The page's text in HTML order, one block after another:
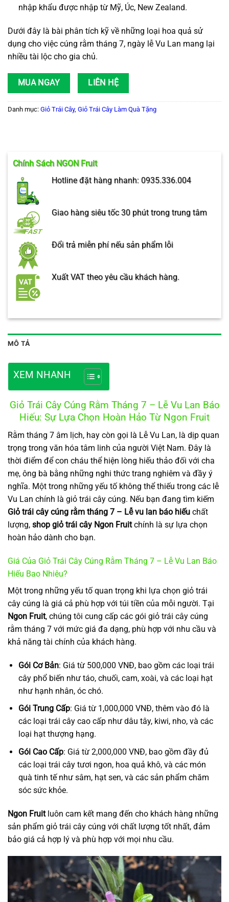
nhập khẩu được nhập từ Mỹ, Úc, New Zealand.
Dưới đây là bài phân tích kỹ về những loại hoa quả sử
dụng cho việc cúng rằm tháng 7, ngày lễ Vu Lan mang lại
nhiều tài lộc cho gia chủ.
MUA NGAY LIÊN HỆ
Danh mục: Giỏ Trái Cây, Giỏ Trái Cây Làm Quà Tặng
Chính Sách NGON Fruit
Hotline đặt hàng nhanh: 0935.336.004
Giao hàng siêu tốc 30 phút trong trung tâm
Đổi trả miễn phí nếu sản phẩm lỗi
Xuất VAT theo yêu cầu khách hàng.
MÔ TẢ
XEM NHANH
Giỏ Trái Cây Cúng Rằm Tháng 7 – Lễ Vu Lan Báo
Hiếu: Sự Lựa Chọn Hoàn Hảo Từ Ngon Fruit
Rằm tháng 7 âm lịch, hay còn gọi là Lễ Vu Lan, là dịp quan
trọng trong văn hóa tâm linh của người Việt Nam. Đây là
thời điểm để con cháu thể hiện lòng hiếu thảo đối với cha
mẹ, ông bà bằng những nghi thức trang nghiêm và đầy ý
nghĩa. Một trong những yếu tố không thể thiếu trong các lễ
Vu Lan chính là giỏ trái cây cúng. Nếu bạn đang tìm kiếm
Giỏ trái cây cúng rằm tháng 7 – Lễ vu lan báo hiếu chất
lượng, shop giỏ trái cây Ngon Fruitchính là sự lựa chọn
hoàn hảo dành cho bạn.
Giá Của Giỏ Trái Cây Cúng Rằm Tháng 7 – Lễ Vu Lan Báo
Hiếu Bao Nhiêu?
Một trong những yếu tố quan trọng khi lựa chọn giỏ trái
cây cúng là giá cả phù hợp với túi tiền của mỗi người. Tại
Ngon Fruit, chúng tôi cung cấp các gói giỏ trái cây cúng
rằm tháng 7 với mức giá đa dạng, phù hợp với nhu cầu và
khả năng tài chính của khách hàng.
Gói Cơ Bản: Giá từ 500,000 VNĐ, bao gồm các loại trái
cây phổ biến như táo, chuối, cam, xoài, và các loại hạt
như hạnh nhân, óc chó.
Gói Trung Cấp: Giá từ 1,000,000 VNĐ, thêm vào đó là
các loại trái cây cao cấp như dâu tây, kiwi, nho, và các
loại hạt thượng hạng.
Gói Cao Cấp: Giá từ 2,000,000 VNĐ, bao gồm đầy đủ
các loại trái cây tươi ngon, hoa quả khô, và các món
quà tinh tế như sâm, hạt sen, và các sản phẩm chăm
sóc sức khỏe.
Ngon Fruitluôn cam kết mang đến cho khách hàng những
sản phẩm giỏ trái cây cúng với chất lượng tốt nhất, đảm
bảo giá cả hợp lý và phù hợp với mọi nhu cầu.